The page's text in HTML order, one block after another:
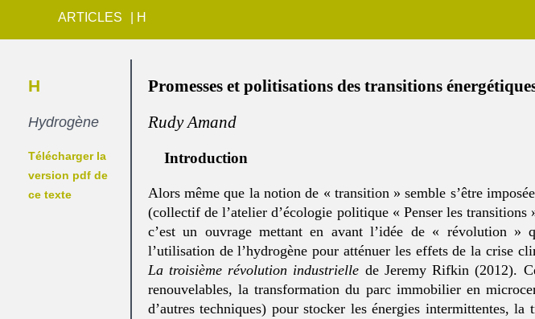
ARTICLES H
H
Hydrogène
Télécharger la
version pdf de
ce texte
Promesses et politisations des transitions
Rudy Amand
Introduction
Alors même que la notion de « transition » semble s’être
(collectif de l’atelier d’écologie politique « Penser les
c’est un ouvrage mettant en avant l’idée de « révolution »
l’utilisation de l’hydrogène pour atténuer les effets de la crise
La troisième révolution industrielle de Jeremy Rifkin (2012).
renouvelables, la transformation du parc immobilier en
d’autres techniques) pour stocker les énergies intermittentes,